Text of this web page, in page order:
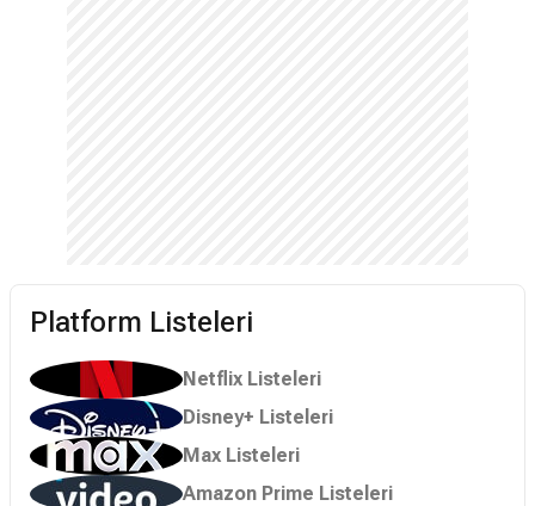
Platform Listeleri
Netflix Listeleri
Disney+ Listeleri
Max Listeleri
Amazon Prime Listeleri